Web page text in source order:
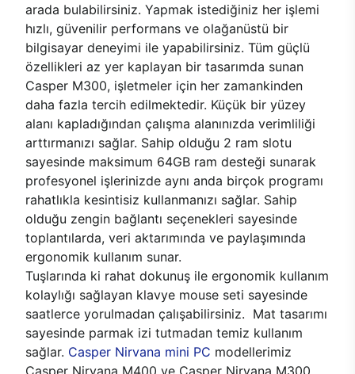
arada bulabilirsiniz. Yapmak istediğiniz her işlemi
hızlı, güvenilir performans ve olağanüstü bir
bilgisayar deneyimi ile yapabilirsiniz. Tüm güçlü
özellikleri az yer kaplayan bir tasarımda sunan
Casper M300, işletmeler için her zamankinden
daha fazla tercih edilmektedir. Küçük bir yüzey
alanı kapladığından çalışma alanınızda verimliliği
arttırmanızı sağlar. Sahip olduğu 2 ram slotu
sayesinde maksimum 64GB ram desteği sunarak
profesyonel işlerinizde aynı anda birçok programı
rahatlıkla kesintisiz kullanmanızı sağlar. Sahip
olduğu zengin bağlantı seçenekleri sayesinde
toplantılarda, veri aktarımında ve paylaşımında
ergonomik kullanım sunar.
Tuşlarında ki rahat dokunuş ile ergonomik kullanım
kolaylığı sağlayan klavye mouse seti sayesinde
saatlerce yorulmadan çalışabilirsiniz. Mat tasarımı
sayesinde parmak izi tutmadan temiz kullanım
sağlar. Casper Nirvana mini PC modellerimiz